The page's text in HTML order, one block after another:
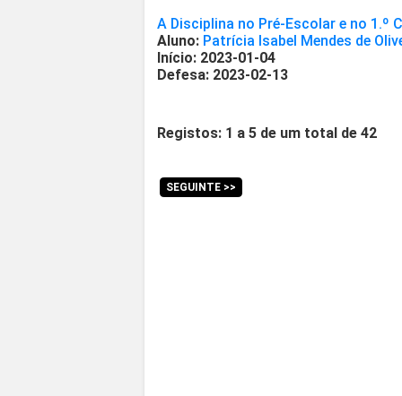
A Disciplina no Pré-Escolar e no 1.º
Aluno: Patrícia Isabel Mendes de
Início: 2023-01-04
Defesa: 2023-02-13
Registos: 1 a 5 de um total de 42